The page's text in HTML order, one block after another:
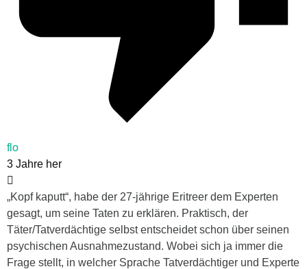
flo
3 Jahre her
„Kopf kaputt“, habe der 27-jährige Eritreer dem Experten
gesagt, um seine Taten zu erklären. Praktisch, der
Täter/Tatverdächtige selbst entscheidet schon über seinen
psychischen Ausnahmezustand. Wobei sich ja immer die
Frage stellt, in welcher Sprache Tatverdächtiger und Experte